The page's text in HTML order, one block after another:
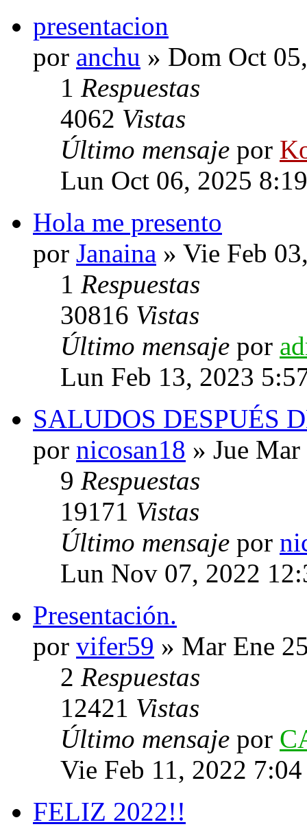
presentacion
por anchu » Dom Oct
1 Respuestas
4062 Vistas
Último mensaje por
Lun Oct 06, 2025
Hola me presento
por Janaina » Vie Feb
1 Respuestas
30816 Vistas
Último mensaje por
Lun Feb 13, 2023
SALUDOS DESPUÉS
por nicosan18 » Jue
9 Respuestas
19171 Vistas
Último mensaje por
Lun Nov 07, 2022
Presentación.
por vifer59 » Mar Ene
2 Respuestas
12421 Vistas
Último mensaje por
Vie Feb 11, 2022
FELIZ 2022!!